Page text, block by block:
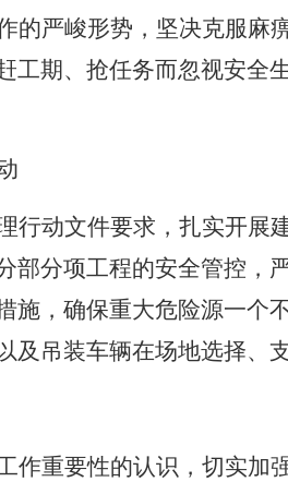
的严峻形势，坚决克服
工期、抢任务而忽视安全
行动文件要求，扎实开展
部分项工程的安全管控，
施，确保重大危险源一
吊装车辆在场地选择、
作重要性的认识，切实加